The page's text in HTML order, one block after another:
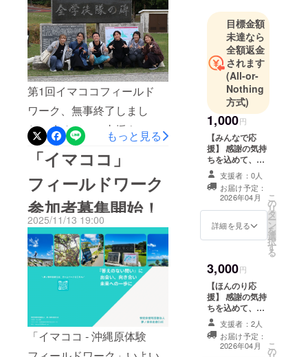
第1回イマココフィールド
ワーク、無事終了しまし
た！改めて、ご支援をいた
だきありがとうございまし
た。おかげさまで、フィー
ルドワークを実施すること
ができ、学生に自分の生き
方を考える機会を提供する
ことができました。自分の
生き方を考える機会を提供
することができました。参
加者からは全員から最高、
参加して良かったという声
をいただき、後悔や迷い、
もっと見る
「イマココ」
フィールドワーク
参加者募集開始！
2025/11/13 19:00
「イマココ - 沖縄原体験
目標金額
未達なら
全額返金
されます
(All-or-
Nothing
方式)
1,000円
【みんなで応
援】 感謝の気持
ちを込めて、お
礼のメッセージ
をメールにてお
送りします。
支援者：0人
お届け予定：
2026年04月
詳細を見る
こ
の
リ
タ
ー
ン
を
選
択
す
る
3,000円
【ほんのり応
援】 感謝の気持
ちを込めて、お
礼のメッセージ
と活動報告
（PDF）をメー
ルにてお送りし
支援者：2人
お届け予定：
2026年04月
こ
の